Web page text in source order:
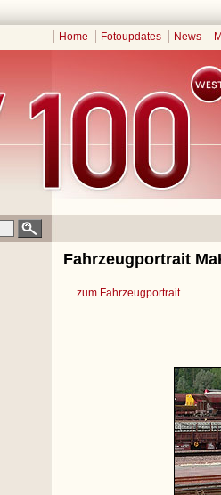
Home Fotoupdates News
Fahrzeugportrait
zum Fahrzeugportrait